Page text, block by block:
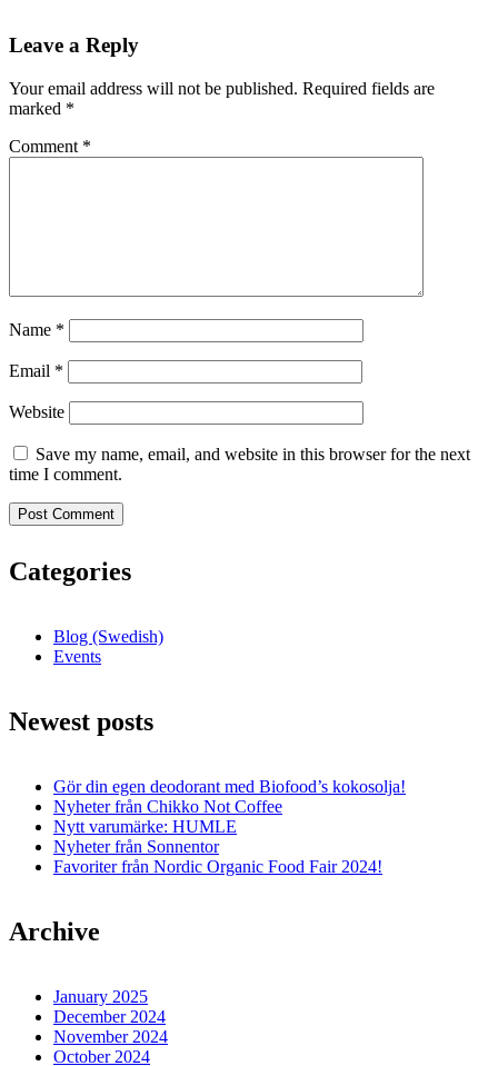
Leave a Reply
Your email address will not be published. Required fields are
marked *
Comment *
Name *
Email *
Website
Save my name, email, and website in this browser for the next
time I comment.
Categories
Blog (Swedish)
Events
Newest posts
Gör din egen deodorant med Biofood’s kokosolja!
Nyheter från Chikko Not Coffee
Nytt varumärke: HUMLE
Nyheter från Sonnentor
Favoriter från Nordic Organic Food Fair 2024!
Archive
January 2025
December 2024
November 2024
October 2024